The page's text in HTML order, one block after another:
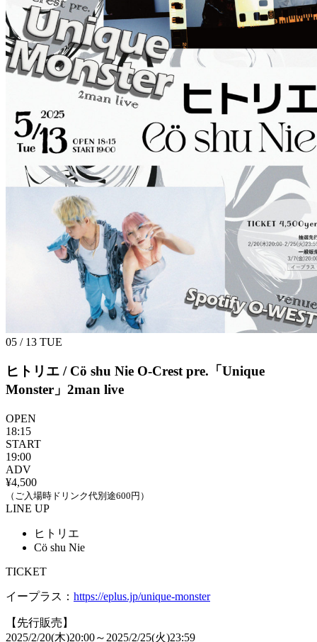
05 / 13 TUE
ヒトリエ / Cö shu Nie O-Crest pre.「Unique
Monster」2man live
OPEN
18:15
START
19:00
ADV
¥4,500
（ご入場時ドリンク代別途600円）
LINE UP
ヒトリエ
Cö shu Nie
TICKET
イープラス： https://eplus.jp/unique-monster
【先行販売】
2025/2/20(木)20:00～2025/2/25(火)23:59